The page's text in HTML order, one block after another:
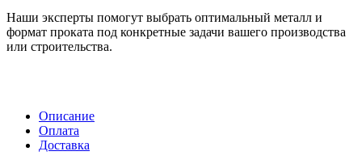
Наши эксперты помогут выбрать оптимальный металл и
формат проката под конкретные задачи вашего производства
или строительства.
Описание
Оплата
Доставка